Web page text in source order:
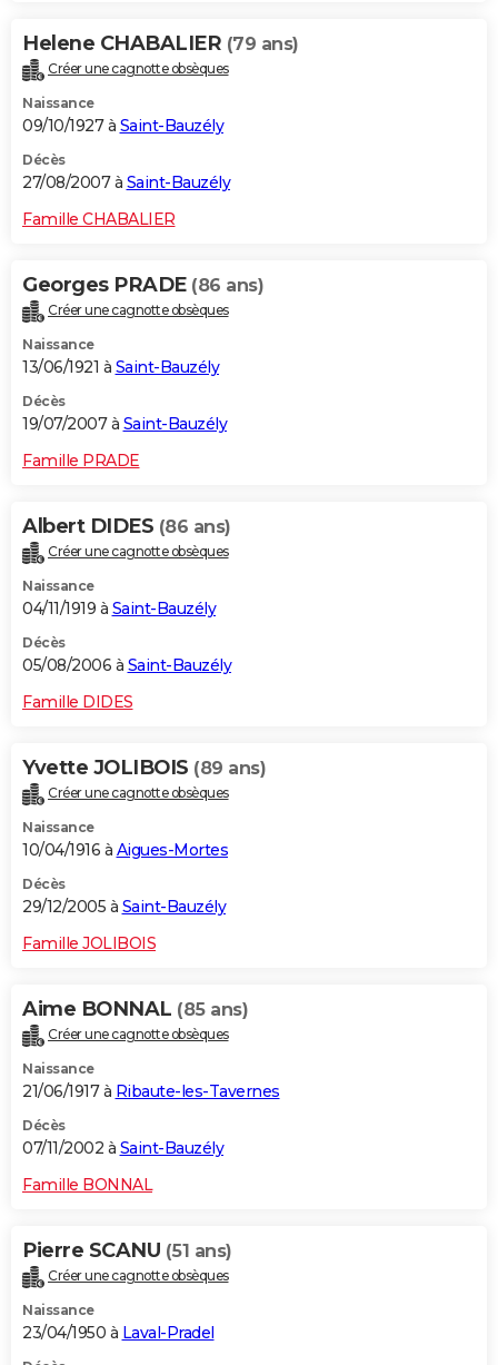
Helene CHABALIER (79 ans)
Créer une cagnotte obsèques
Naissance
09/10/1927 à Saint-Bauzély
Décès
27/08/2007 à Saint-Bauzély
Famille CHABALIER
Georges PRADE (86 ans)
Créer une cagnotte obsèques
Naissance
13/06/1921 à Saint-Bauzély
Décès
19/07/2007 à Saint-Bauzély
Famille PRADE
Albert DIDES (86 ans)
Créer une cagnotte obsèques
Naissance
04/11/1919 à Saint-Bauzély
Décès
05/08/2006 à Saint-Bauzély
Famille DIDES
Yvette JOLIBOIS (89 ans)
Créer une cagnotte obsèques
Naissance
10/04/1916 à Aigues-Mortes
Décès
29/12/2005 à Saint-Bauzély
Famille JOLIBOIS
Aime BONNAL (85 ans)
Créer une cagnotte obsèques
Naissance
21/06/1917 à Ribaute-les-Tavernes
Décès
07/11/2002 à Saint-Bauzély
Famille BONNAL
Pierre SCANU (51 ans)
Créer une cagnotte obsèques
Naissance
23/04/1950 à Laval-Pradel